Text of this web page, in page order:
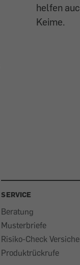
helfen
Keime.
SERVICE
Beratung
Musterbriefe
Risiko-Check
Produktrückrufe